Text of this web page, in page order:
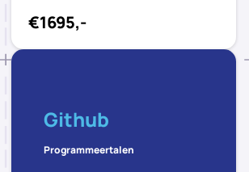
€1695,-
Github
Programmeertalen